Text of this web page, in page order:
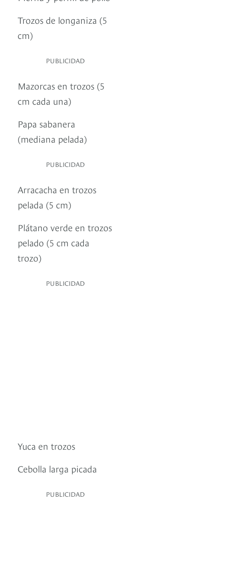
Trozos de longaniza (5
cm)
PUBLICIDAD
Mazorcas en trozos (5
cm cada una)
Papa sabanera
(mediana pelada)
PUBLICIDAD
Arracacha en trozos
pelada (5 cm)
Plátano verde en trozos
pelado (5 cm cada
trozo)
PUBLICIDAD
Yuca en trozos
Cebolla larga picada
PUBLICIDAD